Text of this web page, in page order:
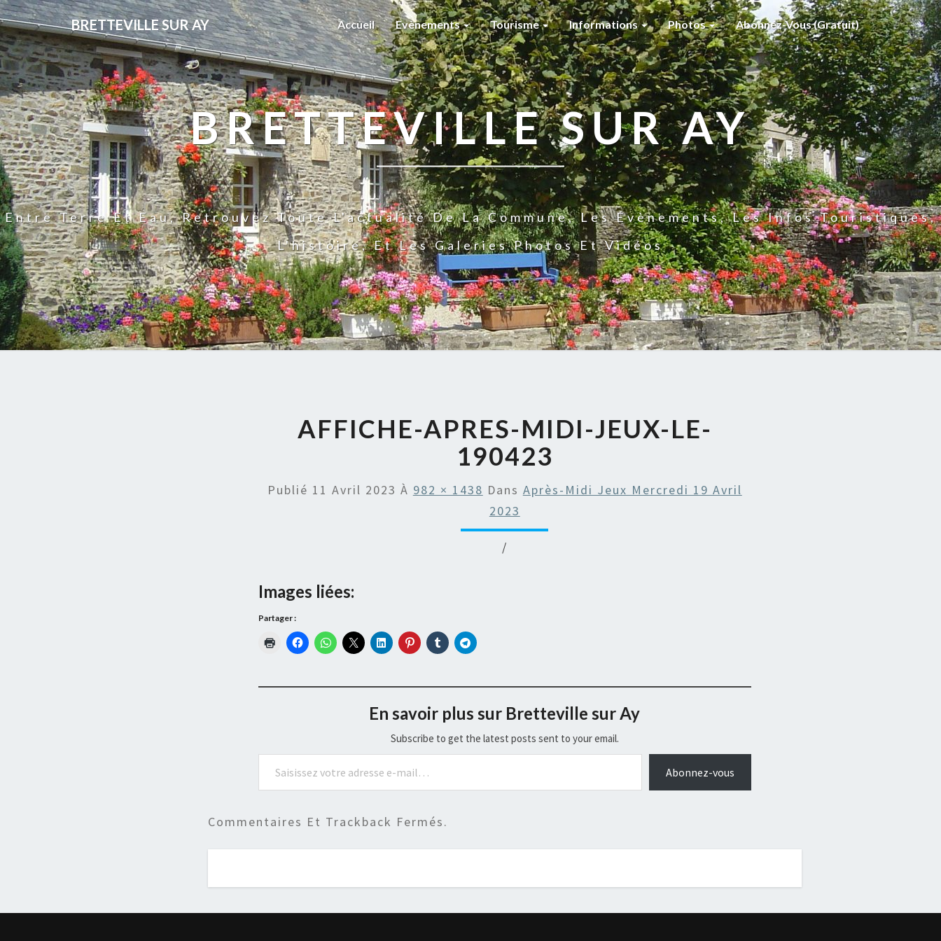
BRETTEVILLE SUR AY Accueil Evènements Tourisme Informations Photos Abonnez-Vous (gratuit)
BRETTEVILLE SUR AY
Entre Terre Et Eau, Retrouvez Toute L'actualité De La Commune, Les Évènements, Les Infos Touristiques,
L'histoire, Et Les Galeries Photos Et Vidéos
AFFICHE-APRES-MIDI-JEUX-LE-
190423
Publié 11 Avril 2023 À 982 × 1438 Dans Après-Midi Jeux Mercredi 19 Avril
2023
/
Images liées:
Partager :
En savoir plus sur Bretteville sur Ay
Subscribe to get the latest posts sent to your email.
Saisissez votre adresse e-mail…
Abonnez-vous
Commentaires Et Trackback Fermés.